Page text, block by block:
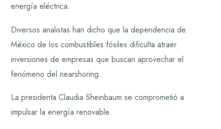
energía eléctrica.
Diversos analistas han dicho que la dependencia de
México de los combustibles fósiles dificulta atraer
inversiones de empresas que buscan aprovechar el
fenómeno del nearshoring.
La presidenta Claudia Sheinbaum se comprometió a
impulsar la energía renovable.